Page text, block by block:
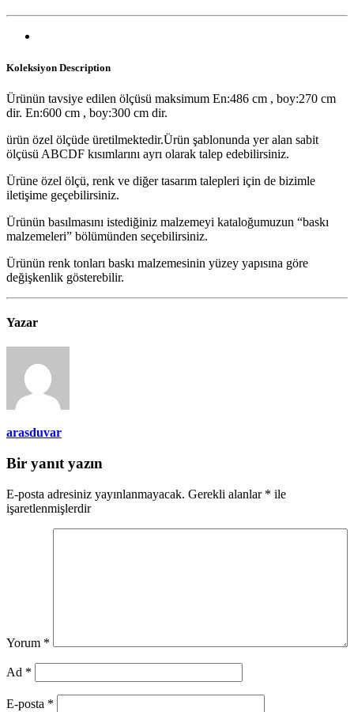
Koleksiyon Description
Ürünün tavsiye edilen ölçüsü maksimum En:486 cm , boy:270 cm
dir. En:600 cm , boy:300 cm dir.
ürün özel ölçüde üretilmektedir.Ürün şablonunda yer alan sabit
ölçüsü ABCDF kısımlarını ayrı olarak talep edebilirsiniz.
Ürüne özel ölçü, renk ve diğer tasarım talepleri için de bizimle
iletişime geçebilirsiniz.
Ürünün basılmasını istediğiniz malzemeyi kataloğumuzun “baskı
malzemeleri” bölümünden seçebilirsiniz.
Ürünün renk tonları baskı malzemesinin yüzey yapısına göre
değişkenlik gösterebilir.
Yazar
arasduvar
Bir yanıt yazın
E-posta adresiniz yayınlanmayacak. Gerekli alanlar * ile
işaretlenmişlerdir
Yorum *
Ad *
E-posta *